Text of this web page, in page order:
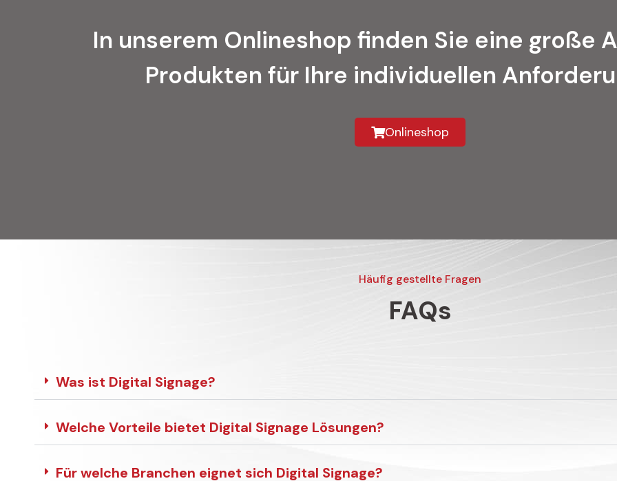
In unserem Onlineshop finden Sie eine große
Produkten für Ihre individuellen
Onlineshop
Häufig gestellte Fragen
FAQs
Was ist Digital Signage?
Welche Vorteile bietet Digital Signage Lösungen?
Für welche Branchen eignet sich Digital Signage?